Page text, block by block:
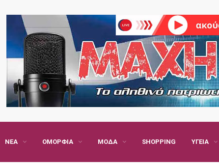
ΝΈΑ ΟΜΟΡΦΙΆ ΜΌΔΑ SHOPPING ΥΓΕΊΑ